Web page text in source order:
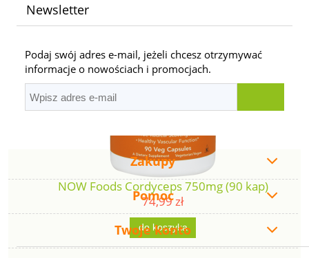
NOW Foods Cordyceps 750mg (90 kap)
74,99 zł
do koszyka
Newsletter
Podaj swój adres e-mail, jeżeli chcesz otrzymywać
informacje o nowościach i promocjach.
Zakupy
Pomoc
Twoje konto